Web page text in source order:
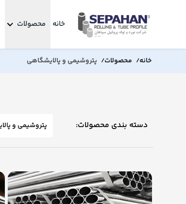
خانه محصولات
خانه/ محصولات/ پتروشیمی و پالایشگاهی
دسته بندی محصولات: